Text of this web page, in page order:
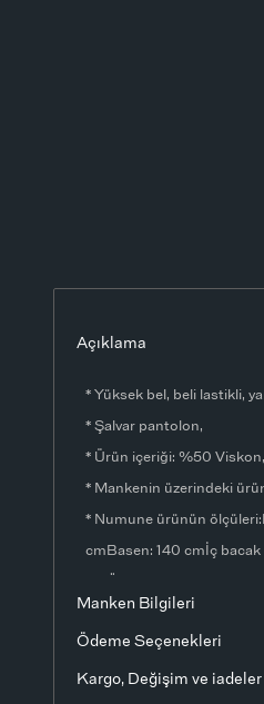
Açıklama
* Yüksek bel, beli lastikli,
* Şalvar pantolon,
* Ürün içeriği: %50
* Mankenin üzerindeki
* Numune ürünün
cmBasen: 140 cmİç bacak
* Ürün fotoğrafları stüdyo
çekilmiştir. Işık ve ekran
renklerde ton farklılıkları
Manken Bilgileri
Ödeme Seçenekleri
Kargo, Değişim ve iadeler